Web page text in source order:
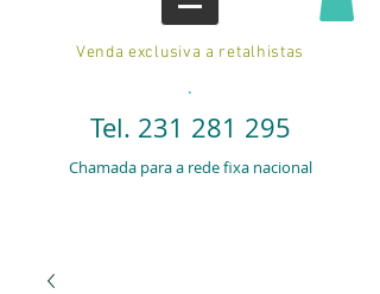
Venda exclusiva a retalhistas
.
Tel. 231 281 295
Chamada para a rede fixa nacional